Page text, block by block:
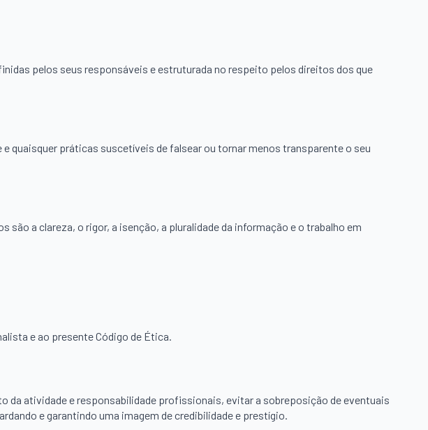
pelos seus responsáveis e estruturada no respeito pelos direitos dos que
quaisquer práticas suscetíveis de falsear ou tornar menos transparente o seu
a clareza, o rigor, a isenção, a pluralidade da informação e o trabalho em
e ao presente Código de Ética.
da atividade e responsabilidade profissionais, evitar a sobreposição de eventuais
e garantindo uma imagem de credibilidade e prestígio.